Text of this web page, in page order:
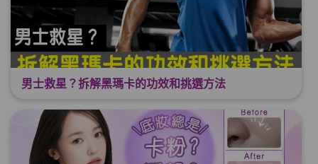
男士救星？拆解黑瑪卡的功效和挑選方法